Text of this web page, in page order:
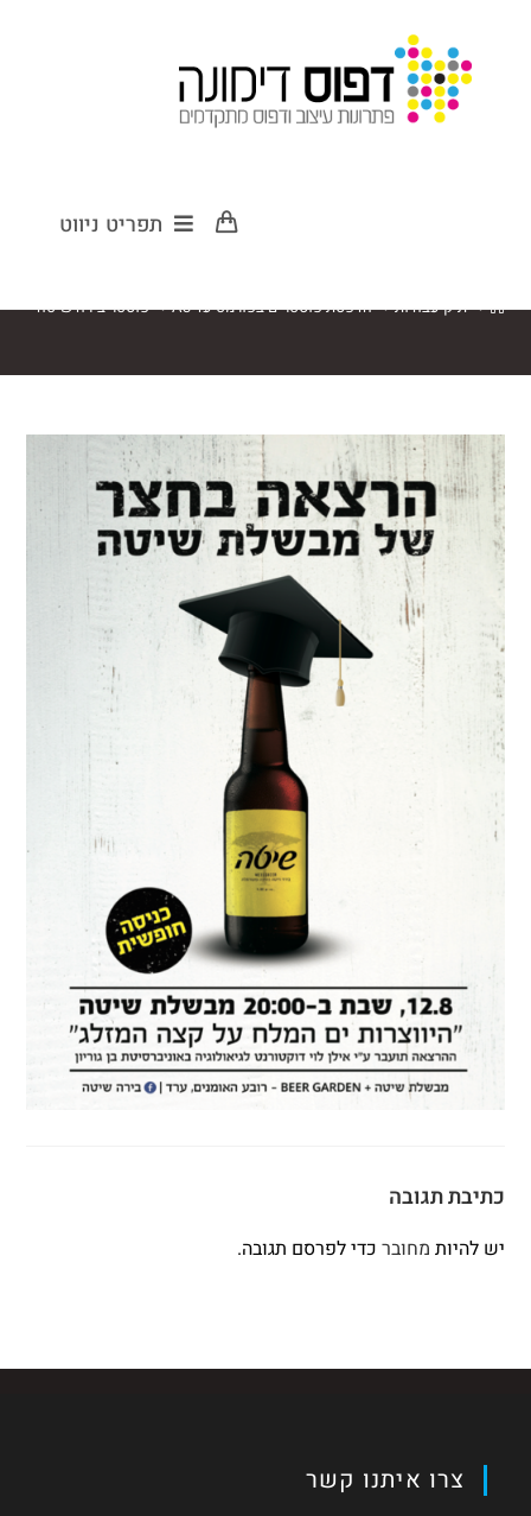
תפריט ניווט
> תיק עבודות > הדפסת פוסטרים בפורמט עד A3 > פוסטר בירה שיטה
כתיבת תגובה
יש להיות מחובר כדי לפרסם תגובה.
צרו איתנו קשר